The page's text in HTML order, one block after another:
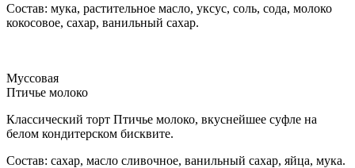
Состав: мука, растительное масло, уксус, соль, сода, молоко
кокосовое, сахар, ванильный сахар.
Муссовая
Птичье молоко
Классический торт Птичье молоко, вкуснейшее суфле на
белом кондитерском бисквите.
Состав: сахар, масло сливочное, ванильный сахар, яйца, мука.